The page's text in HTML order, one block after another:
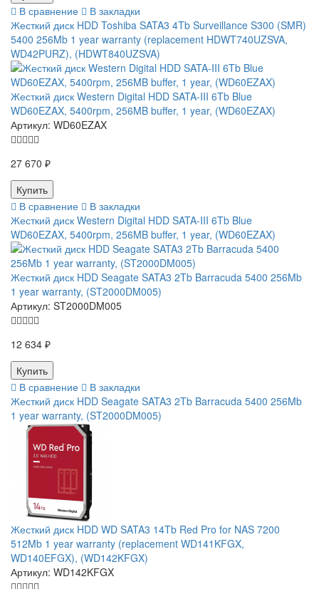
В сравнение
В закладки
Жесткий диск HDD Toshiba SATA3 4Tb Surveillance S300 (SMR)
5400 256Mb 1 year warranty (replacement HDWT740UZSVA,
WD42PURZ), (HDWT840UZSVA)
Жесткий диск Western Digital HDD SATA-III 6Tb Blue
WD60EZAX, 5400rpm, 256MB buffer, 1 year, (WD60EZAX)
Артикул: WD60EZAX
27 670 ₽
В сравнение
В закладки
Жесткий диск Western Digital HDD SATA-III 6Tb Blue
WD60EZAX, 5400rpm, 256MB buffer, 1 year, (WD60EZAX)
Жесткий диск HDD Seagate SATA3 2Tb Barracuda 5400 256Mb
1 year warranty, (ST2000DM005)
Артикул: ST2000DM005
12 634 ₽
В сравнение
В закладки
Жесткий диск HDD Seagate SATA3 2Tb Barracuda 5400 256Mb
1 year warranty, (ST2000DM005)
Жесткий диск HDD WD SATA3 14Tb Red Pro for NAS 7200
512Mb 1 year warranty (replacement WD141KFGX,
WD140EFGX), (WD142KFGX)
Артикул: WD142KFGX